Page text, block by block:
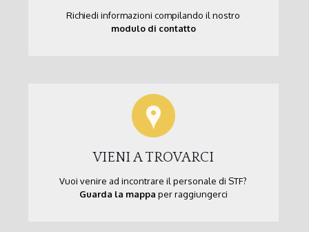
Richiedi informazioni compilando il nostro
modulo di contatto
VIENI A TROVARCI
Vuoi venire ad incontrare il personale di STF?
Guarda la mappa per raggiungerci